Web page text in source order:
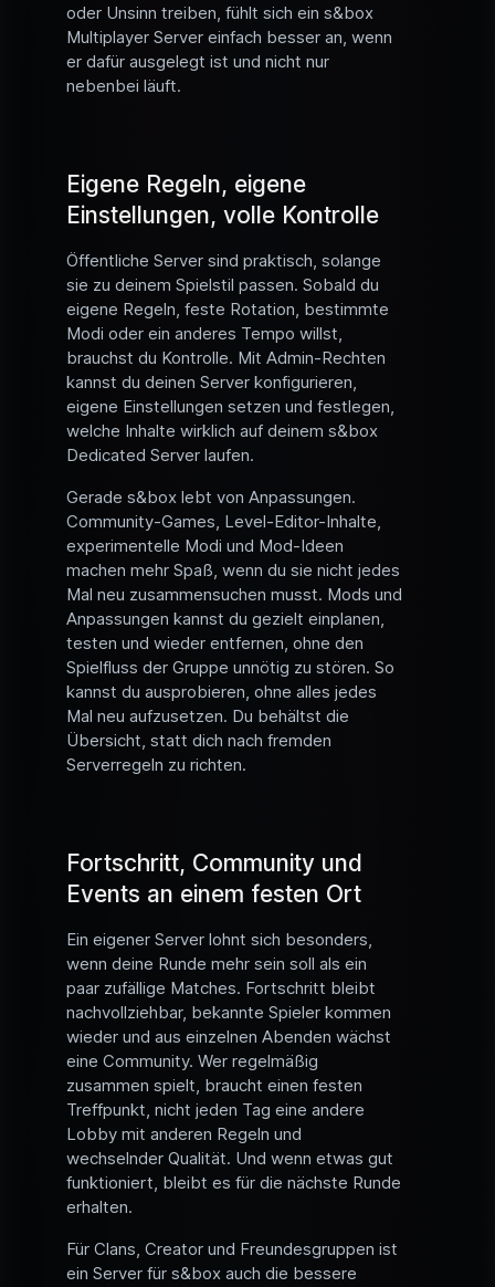
oder Unsinn treiben, fühlt sich ein s&box
Multiplayer Server einfach besser an, wenn
er dafür ausgelegt ist und nicht nur
nebenbei läuft.
Eigene Regeln, eigene
Einstellungen, volle Kontrolle
Öffentliche Server sind praktisch, solange
sie zu deinem Spielstil passen. Sobald du
eigene Regeln, feste Rotation, bestimmte
Modi oder ein anderes Tempo willst,
brauchst du Kontrolle. Mit Admin-Rechten
kannst du deinen Server konfigurieren,
eigene Einstellungen setzen und festlegen,
welche Inhalte wirklich auf deinem s&box
Dedicated Server laufen.
Gerade s&box lebt von Anpassungen.
Community-Games, Level-Editor-Inhalte,
experimentelle Modi und Mod-Ideen
machen mehr Spaß, wenn du sie nicht jedes
Mal neu zusammensuchen musst. Mods und
Anpassungen kannst du gezielt einplanen,
testen und wieder entfernen, ohne den
Spielfluss der Gruppe unnötig zu stören. So
kannst du ausprobieren, ohne alles jedes
Mal neu aufzusetzen. Du behältst die
Übersicht, statt dich nach fremden
Serverregeln zu richten.
Fortschritt, Community und
Events an einem festen Ort
Ein eigener Server lohnt sich besonders,
wenn deine Runde mehr sein soll als ein
paar zufällige Matches. Fortschritt bleibt
nachvollziehbar, bekannte Spieler kommen
wieder und aus einzelnen Abenden wächst
eine Community. Wer regelmäßig
zusammen spielt, braucht einen festen
Treffpunkt, nicht jeden Tag eine andere
Lobby mit anderen Regeln und
wechselnder Qualität. Und wenn etwas gut
funktioniert, bleibt es für die nächste Runde
erhalten.
Für Clans, Creator und Freundesgruppen ist
ein Server für s&box auch die bessere